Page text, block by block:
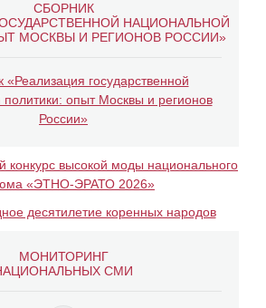
СБОРНИК
НАЦИОНАЛЬНОЙ
МОСКВЫ И РЕГИОНОВ РОССИИ»
МОНИТОРИНГ
СМИ